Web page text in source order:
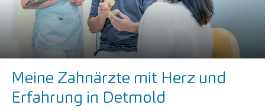
Meine Zahnärzte mit Herz und
Erfahrung in Detmold